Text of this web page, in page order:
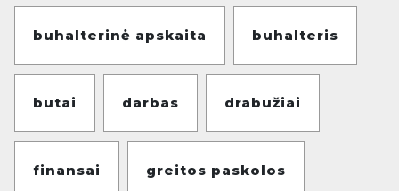
buhalterinė apskaita buhalteris
butai darbas drabužiai
finansai greitos paskolos